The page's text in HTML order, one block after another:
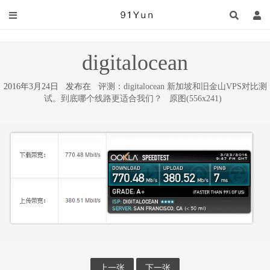
digitalocean
2016年3月24日 发布在 评测：digitalocean 新加坡和旧金山VPS对比测
试。到底哪个线路更适合我们？
原图(556x241)
上一张 下一张